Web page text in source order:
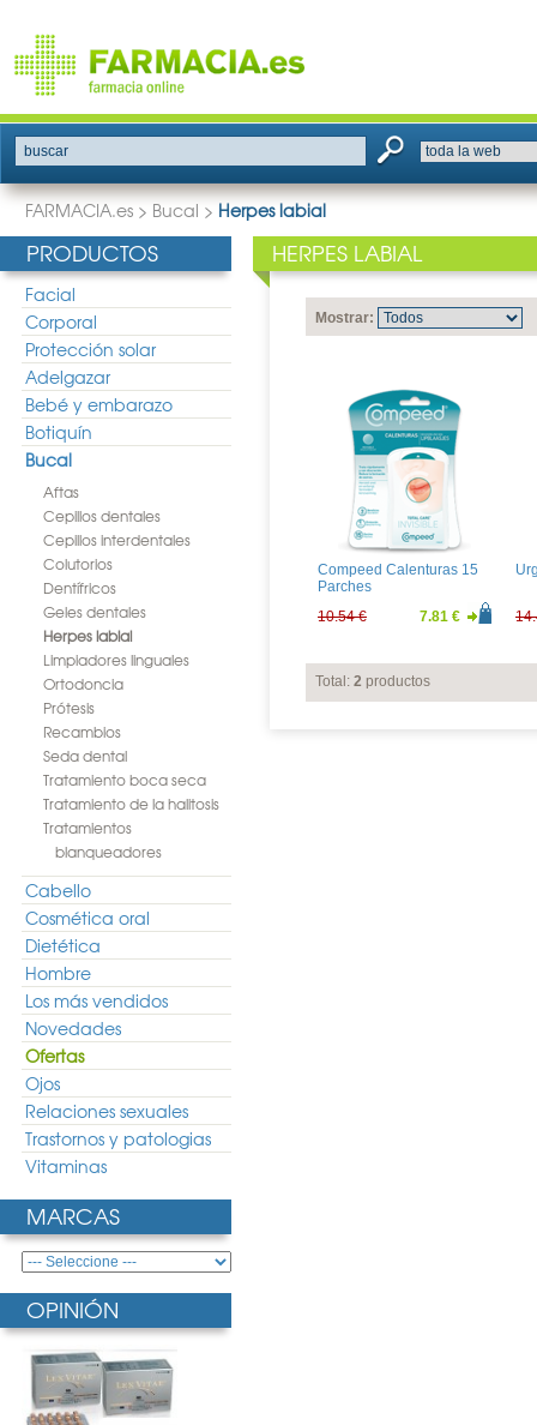
buscar
FARMACIA.es > Bucal > Herpes labial
PRODUCTOS
Facial
Corporal
Protección solar
Adelgazar
Bebé y embarazo
Botiquín
Bucal
Aftas
Cepillos dentales
Cepillos interdentales
Colutorios
Dentífricos
Geles dentales
Herpes labial
Limpiadores linguales
Ortodoncia
Prótesis
Recambios
Seda dental
Tratamiento boca seca
Tratamiento de la halitosis
Tratamientos
blanqueadores
Cabello
Cosmética oral
Dietética
Hombre
Los más vendidos
Novedades
Ofertas
Ojos
Relaciones sexuales
Trastornos y patologias
Vitaminas
MARCAS
OPINIÓN
HERPES LABIAL
Mostrar:
Compeed Calenturas 15
Parches
10.54 €
7.81 €
Total: 2 productos